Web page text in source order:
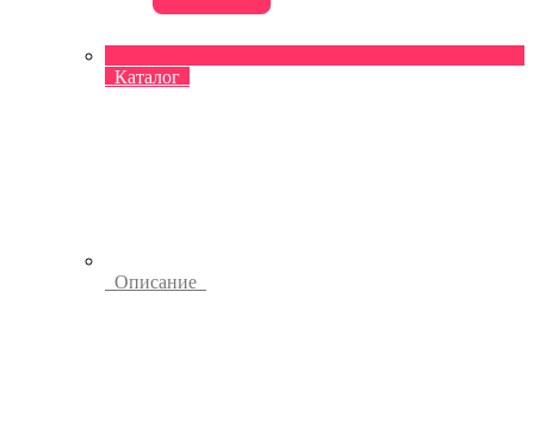
Каталог
Описание